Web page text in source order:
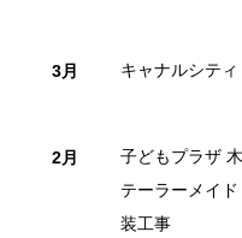
3月 キャナルシテ
2月
子どもプラザ
テーラーメイ
装工事